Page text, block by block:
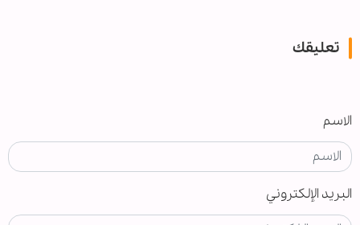
تعليقك
الاسم
البريد الإلكتروني